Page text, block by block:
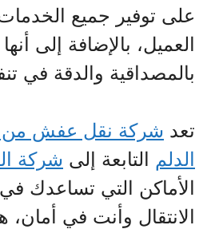
على توفير جميع الخدمات
العميل، بالإضافة إلى أنها
بالمصداقية والدقة في
تعد شركة نقل عفش من
الدلم التابعة إلى شركة
الأماكن التي تساعدك
الانتقال وأنت في